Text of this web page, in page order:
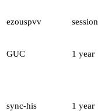
ezouspvv session
GUC
1 year
sync-his 1 year